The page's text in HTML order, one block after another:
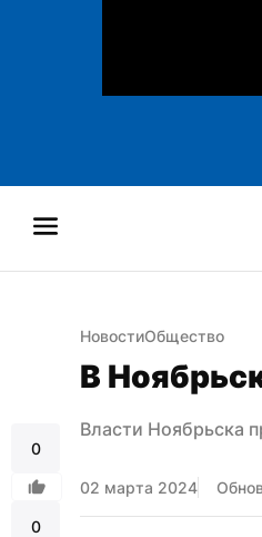
0
0
НовостиОбщество
В
Власти Ноябрьска
02 марта 2024